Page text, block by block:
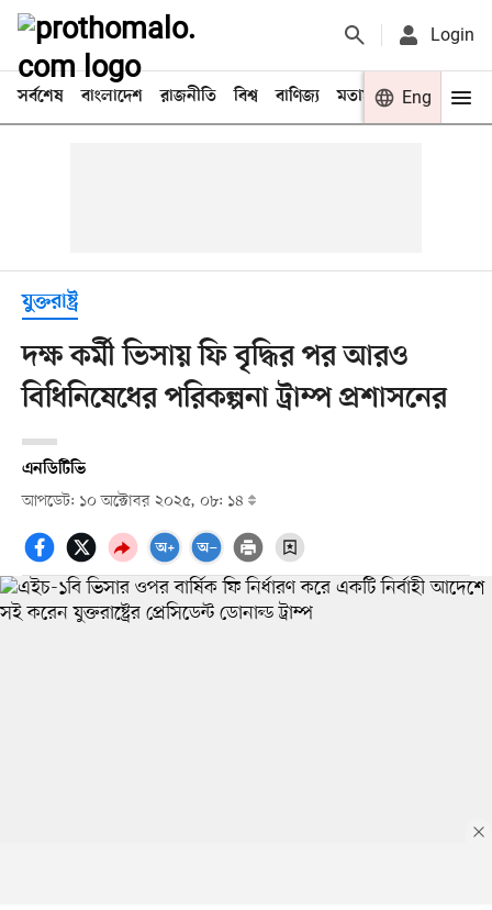
Login
সর্বশেষ বাংলাদেশ রাজনীতি বিশ্ব বাণিজ্য মতামত খেলা
Eng
যুক্তরাষ্ট্র
দক্ষ কর্মী ভিসায় ফি বৃদ্ধির পর আরও
বিধিনিষেধের পরিকল্পনা ট্রাম্প প্রশাসনের
এনডিটিভি
আপডেট: ১০ অক্টোবর ২০২৫, ০৮: ১৪